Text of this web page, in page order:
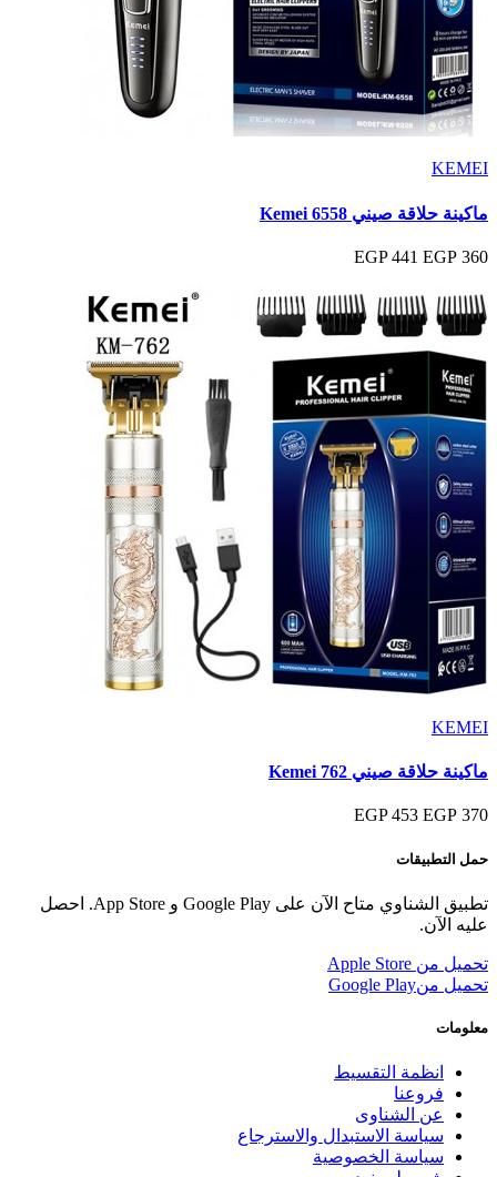
KEMEI
ماكينة حلاقة صيني Kemei 6558
360 EGP
441 EGP
KEMEI
ماكينة حلاقة صيني Kemei 762
370 EGP
453 EGP
حمل التطبيقات
تطبيق الشناوي متاح الآن على Google Play و App Store. احصل
عليه الآن.
تحميل من Apple Store
تحميل منGoogle Play
معلومات
انظمة التقسيط
فروعنا
عن الشناوى
سياسة الاستبدال والاسترجاع
سياسة الخصوصية